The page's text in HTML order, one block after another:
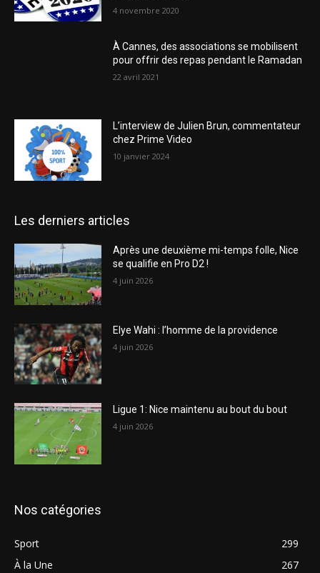
4 novembre 2020
À Cannes, des associations se mobilisent
pour offrir des repas pendant le Ramadan
22 avril 2021
L’interview de Julien Brun, commentateur
chez Prime Video
10 janvier 2024
Les derniers articles
Après une deuxième mi-temps folle, Nice
se qualifie en Pro D2 !
4 juin 2026
Elye Wahi : l’homme de la providence
4 juin 2026
Ligue 1: Nice maintenu au bout du bout
4 juin 2026
Nos catégories
Sport
299
À la Une
267